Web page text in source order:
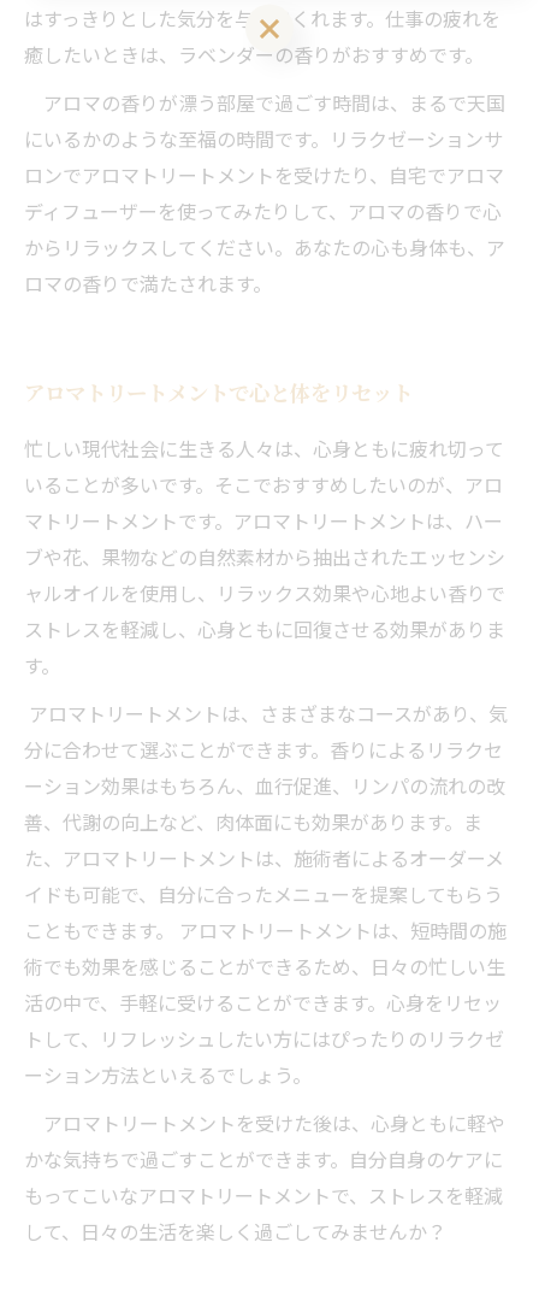
はすっきりとした気分を与えてくれます。仕事の疲れを
癒したいときは、ラベンダーの香りがおすすめです。
アロマの香りが漂う部屋で過ごす時間は、まるで天国
にいるかのような至福の時間です。リラクゼーションサ
ロンでアロマトリートメントを受けたり、自宅でアロマ
ディフューザーを使ってみたりして、アロマの香りで心
からリラックスしてください。あなたの心も身体も、ア
ロマの香りで満たされます。
アロマトリートメントで心と体をリセット
忙しい現代社会に生きる人々は、心身ともに疲れ切って
いることが多いです。そこでおすすめしたいのが、アロ
マトリートメントです。アロマトリートメントは、ハー
ブや花、果物などの自然素材から抽出されたエッセンシ
ャルオイルを使用し、リラックス効果や心地よい香りで
ストレスを軽減し、心身ともに回復させる効果がありま
す。
アロマトリートメントは、さまざまなコースがあり、気
分に合わせて選ぶことができます。香りによるリラクセ
ーション効果はもちろん、血行促進、リンパの流れの改
善、代謝の向上など、肉体面にも効果があります。ま
た、アロマトリートメントは、施術者によるオーダーメ
イドも可能で、自分に合ったメニューを提案してもらう
こともできます。 アロマトリートメントは、短時間の施
術でも効果を感じることができるため、日々の忙しい生
活の中で、手軽に受けることができます。心身をリセッ
トして、リフレッシュしたい方にはぴったりのリラクゼ
ーション方法といえるでしょう。
アロマトリートメントを受けた後は、心身ともに軽や
かな気持ちで過ごすことができます。自分自身のケアに
もってこいなアロマトリートメントで、ストレスを軽減
して、日々の生活を楽しく過ごしてみませんか？
LINEお友達登はこちら 初回 500円OFFさせて頂きます！